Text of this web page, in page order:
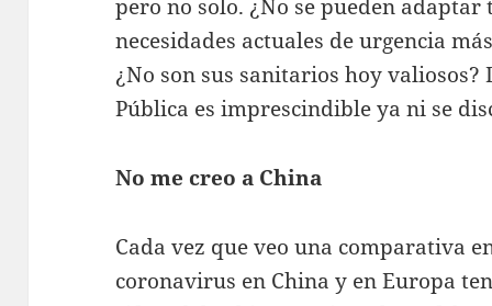
pero no solo. ¿No se pueden adaptar
necesidades actuales de urgencia
¿No son sus sanitarios hoy valiosos?
Pública es imprescindible ya ni se
No me creo a China
Cada vez que veo una comparativa
coronavirus en China y en Europa